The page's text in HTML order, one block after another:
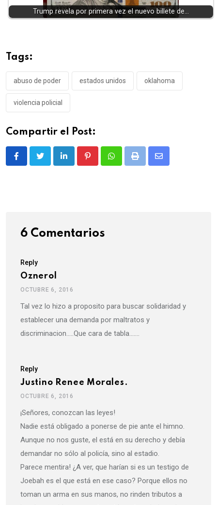
Trump revela por primera vez el nuevo billete de…
Tags:
abuso de poder estados unidos oklahoma
violencia policial
Compartir el Post:
LinkedIn PinterestWhatsappPrint
Share
6 Comentarios
Reply
Oznerol
OCTUBRE 6, 2016
Tal vez lo hizo a proposito para buscar solidaridad y
establecer una demanda por maltratos y
discriminacion…..Que cara de tabla…….
Reply
Justino Renee Morales.
OCTUBRE 6, 2016
¡Señores, conozcan las leyes!
Nadie está obligado a ponerse de pie ante el himno.
Aunque no nos guste, el está en su derecho y debía
demandar no sólo al policía, sino al estadio.
Parece mentira! ¿A ver, que harían si es un testigo de
Joebah es el que está en ese caso? Porque ellos no
toman un arma en sus manos, no rinden tributos a